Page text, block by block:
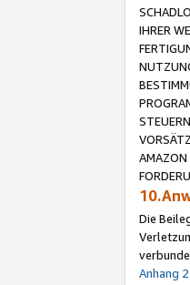
IHRER
AMAZON
Die
Anhang 2